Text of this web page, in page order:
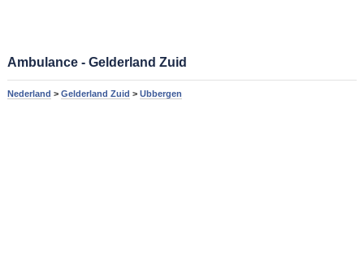
Ambulance - Gelderland Zuid
Nederland > Gelderland Zuid > Ubbergen